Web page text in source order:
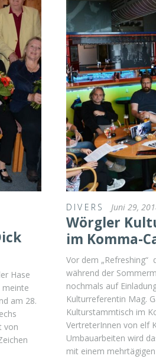
Hase
meinte
am 28.
von
DIVERS Juni 29,
Wörgler
im Komma-
Vor dem „Refreshing“
während der
nochmals auf
Kulturreferentin Mag.
Kulturstammtisch im
VertreterInnen von elf
Umbauarbeiten wird
mit einem